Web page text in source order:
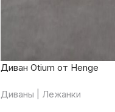
Диван Otium от Henge
Диваны | Лежанки